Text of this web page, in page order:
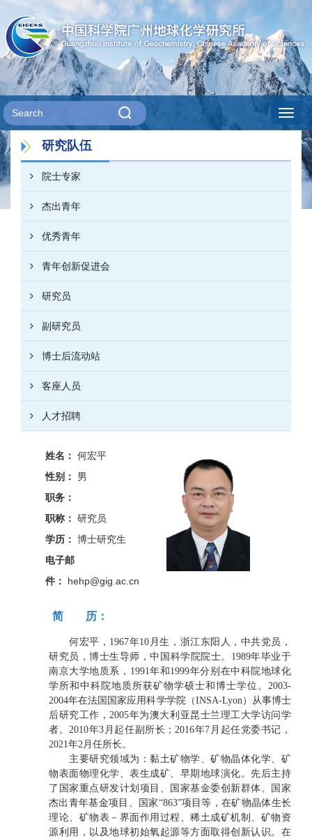
研究队伍
院士专家
杰出青年
优秀青年
青年创新促进会
研究员
副研究员
博士后流动站
客座人员
人才招聘
姓名： 何宏平
性别：
男
职务：
职称： 研究员
学历： 博士研究生
电子邮
件：
hehp@gig.ac.cn
简 历：
何宏平，1967年10月生，浙江东阳人，中共党员，
研究员，博士生导师，中国科学院院士。1989年毕业于
南京大学地质系，1991年和1999年分别在中科院地球化
学所和中科院地质所获矿物学硕士和博士学位。2003-
2004年在法国国家应用科学学院（INSA-Lyon）从事博士
后研究工作，2005年为澳大利亚昆士兰理工大学访问学
者。2010年3月起任副所长；2016年7月起任党委书记，
2021年2月任所长。
主要研究领域为：黏土矿物学、矿物晶体化学、矿
物表面物理化学、表生成矿、早期地球演化。先后主持
了国家重点研发计划项目、国家基金委创新群体、国家
杰出青年基金项目、国家“863”项目等，在矿物晶体生长
理论、矿物表－界面作用过程、稀土成矿机制、矿物资
源利用，以及地球初始氧起源等方面取得创新认识。在